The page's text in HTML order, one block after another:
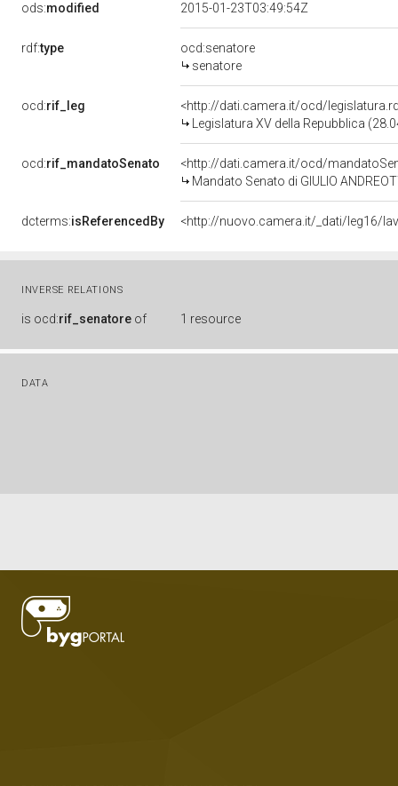
ods:modified 2015-01-23T03:49:54Z
rdf:type
ocd:senatore
senatore
ocd:rif_leg
<http://dati.camera.it/ocd/
Legislatura XV della Repubblica
ocd:rif_mandatoSenato
<http://dati.camera.it/ocd/
Mandato Senato di GIULIO
dcterms:isReferencedBy
INVERSE RELATIONS
is ocd:rif_senatore of 1 resource
DATA